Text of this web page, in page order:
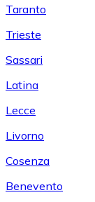
Taranto
Trieste
Sassari
Latina
Lecce
Livorno
Cosenza
Benevento